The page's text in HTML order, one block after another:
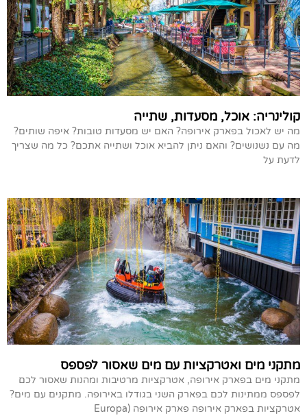
קולינריה: אוכל, מסעדות, שתייה
מה יש לאכול בפארק אירופה? האם יש מסעדות טובות? איפה שותים?
מה עם נשנושים? והאם ניתן להביא אוכל ושתייה אתכם? כל מה שצריך
לדעת על
מתקני מים ואטרקציות עם מים שאסור לפספס
מתקני מים בפארק אירופה, אטרקציות מרטיבות ומהנות שאסור לכם
לפספס ממתינות לכם בפארק השני בגודלו באירופה. מתקנים עם מים?
אטרקציות בפארק אירופה פארק אירופה (Europa